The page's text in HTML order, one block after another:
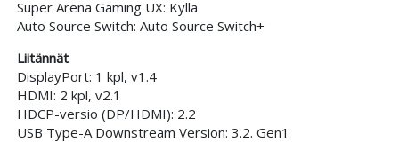
Super Arena Gaming UX: Kyllä
Auto Source Switch: Auto Source Switch+
Liitännät
DisplayPort: 1 kpl, v1.4
HDMI: 2 kpl, v2.1
HDCP-versio (DP/HDMI): 2.2
USB Type-A Downstream Version: 3.2. Gen1